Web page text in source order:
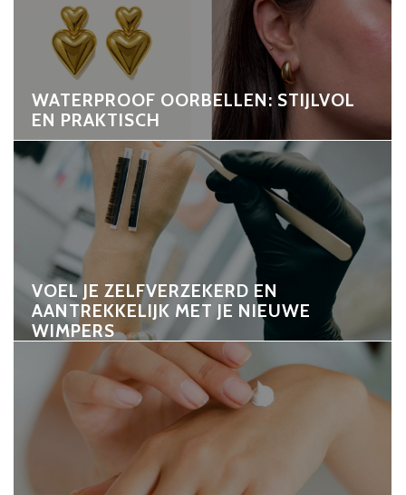
WATERPROOF OORBELLEN: STIJLVOL
EN PRAKTISCH
VOEL JE ZELFVERZEKERD EN
AANTREKKELIJK MET JE NIEUWE
WIMPERS